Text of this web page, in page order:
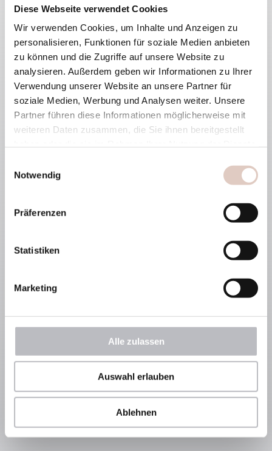
Diese Webseite verwendet Cookies
Wir verwenden Cookies, um Inhalte und Anzeigen zu
personalisieren, Funktionen für soziale Medien anbieten
zu können und die Zugriffe auf unsere Website zu
analysieren. Außerdem geben wir Informationen zu Ihrer
Verwendung unserer Website an unsere Partner für
soziale Medien, Werbung und Analysen weiter. Unsere
Partner führen diese Informationen möglicherweise mit
weiteren Daten zusammen, die Sie ihnen bereitgestellt
Notwendig
Präferenzen
Statistiken
Marketing
Alle zulassen
Auswahl erlauben
Ablehnen
Route planen
+43 6412 66 300
hello@haven-alpendorf.at
Suiten
Inklusivleistungen
Packages
Treatments
Aktiv & Erleben
Sôha Summer Card
Erlebnis-Cloud
Service & Shop
Gutscheine
Rooftop deck7
Tisch buchen
Öffnungszeiten